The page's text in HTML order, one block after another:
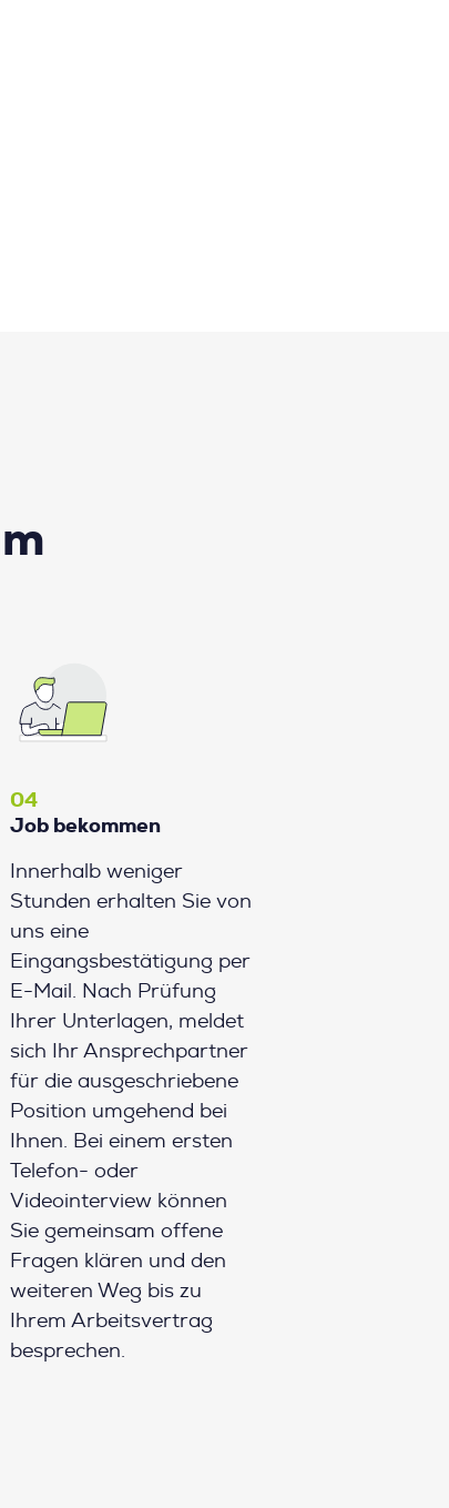
04
Job bekommen
Innerhalb weniger
Stunden erhalten Sie von
uns eine
Eingangsbestätigung per
E-Mail. Nach Prüfung
Ihrer Unterlagen, meldet
sich Ihr Ansprechpartner
für die ausgeschriebene
Position umgehend bei
Ihnen. Bei einem ersten
Telefon- oder
Videointerview können
Sie gemeinsam offene
Fragen klären und den
weiteren Weg bis zu
Ihrem Arbeitsvertrag
besprechen.